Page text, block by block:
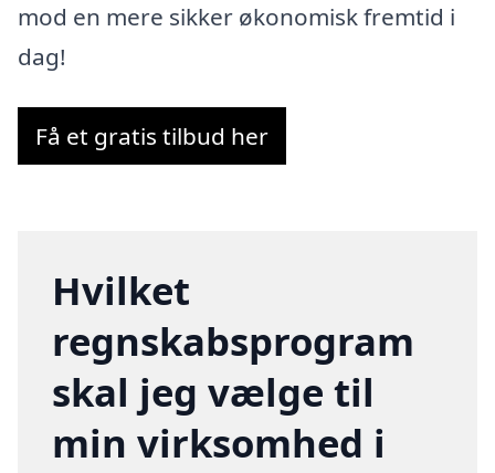
mod en mere sikker økonomisk fremtid i
dag!
Få et gratis tilbud her
Hvilket
regnskabsprogram
skal jeg vælge til
min virksomhed i